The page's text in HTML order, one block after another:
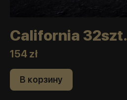
California 32szt.
154 zł
В корзину